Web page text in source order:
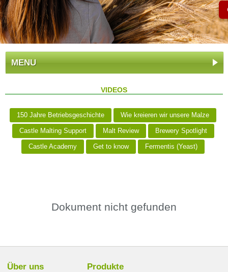
MENU
VIDEOS
150 Jahre Betriebsgeschichte Wie kreieren wir unsere Malze
Castle Malting Support Malt Review Brewery Spotlight
Castle Academy Get to know Fermentis (Yeast)
Dokument nicht gefunden
Über uns Produkte